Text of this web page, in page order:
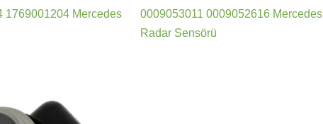
1769001204 Mercedes
0009053011 0009052616 Mercedes
Radar Sensörü